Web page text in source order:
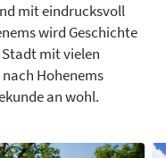
mit eindrucksvoll
wird Geschichte
mit vielen
Hohenems
an wohl.